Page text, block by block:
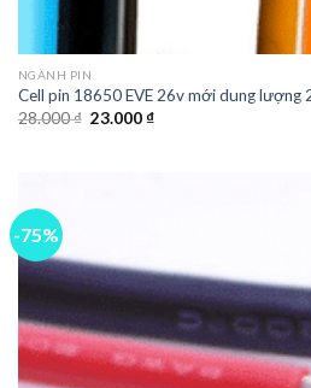
NGÀNH PIN
Cell pin 18650 EVE 26v mới dung lượng
28.000₫ 23.000₫
-75%